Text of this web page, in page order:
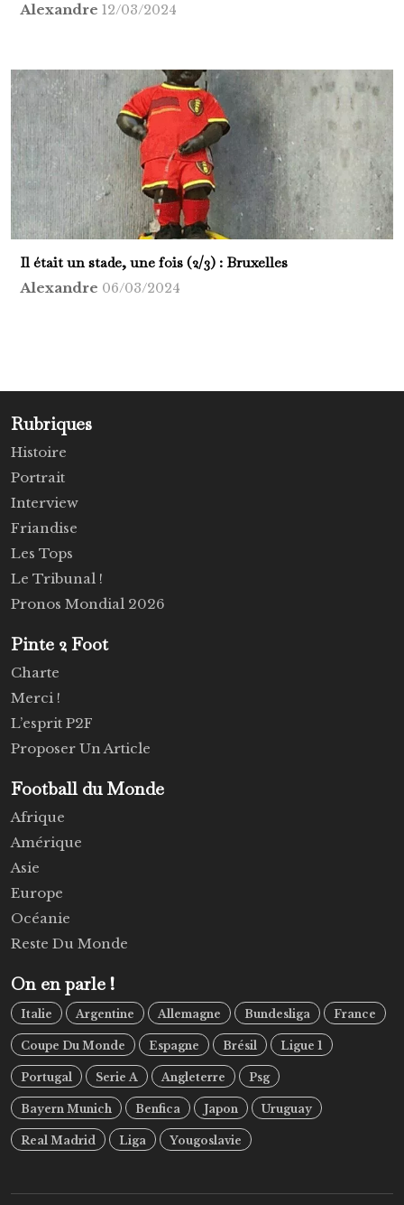
Alexandre 12/03/2024
Il était un stade, une fois (2/3) : Bruxelles
Alexandre 06/03/2024
Rubriques
Histoire
Portrait
Interview
Friandise
Les Tops
Le Tribunal !
Pronos Mondial 2026
Pinte 2 Foot
Charte
Merci !
L’esprit P2F
Proposer Un Article
Football du Monde
Afrique
Amérique
Asie
Europe
Océanie
Reste Du Monde
On en parle !
Italie Argentine Allemagne Bundesliga France
Coupe Du Monde Espagne Brésil Ligue 1
Portugal Serie A Angleterre Psg
Bayern Munich Benfica Japon Uruguay
Real Madrid Liga Yougoslavie